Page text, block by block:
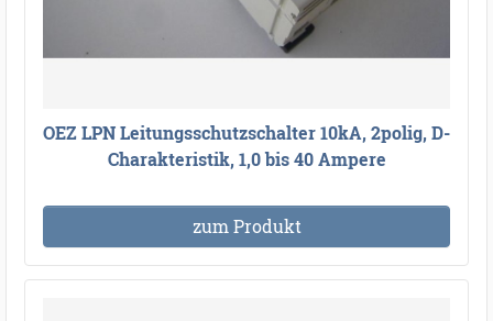
OEZ LPN Leitungsschutzschalter 10kA, 2polig, D-
Charakteristik, 1,0 bis 40 Ampere
zum Produkt